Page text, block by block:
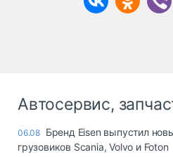
Автосервис,
06.08 Бренд Eisen выпустил
грузовиков Scania, Volvo и Foton